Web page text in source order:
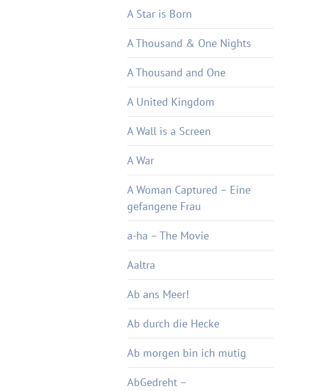
A Star is Born
A Thousand & One Nights
A Thousand and One
A United Kingdom
A Wall is a Screen
A War
A Woman Captured – Eine
gefangene Frau
a-ha – The Movie
Aaltra
Ab ans Meer!
Ab durch die Hecke
Ab morgen bin ich mutig
AbGedreht –